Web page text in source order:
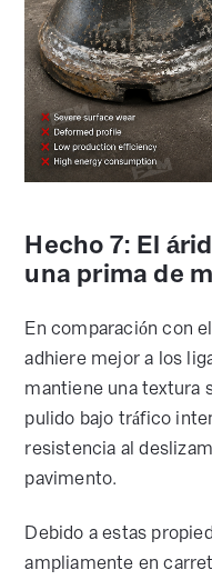
Hecho 7: El
una prima de
En comparación con
adhiere mejor a los
mantiene una textura
pulido bajo tráfico
resistencia al
pavimento.
Debido a estas
ampliamente en